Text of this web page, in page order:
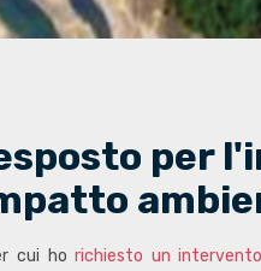
per
cui horichiesto un intervento